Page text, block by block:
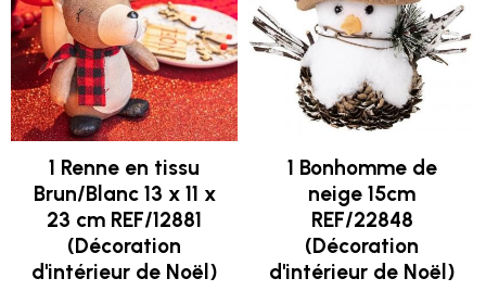
1 Renne en tissu
Brun/Blanc 13 x 11 x
23 cm REF/12881
(Décoration
d'intérieur de Noël)
1 Bonhomme de
neige 15cm
REF/22848
(Décoration
d'intérieur de Noël)